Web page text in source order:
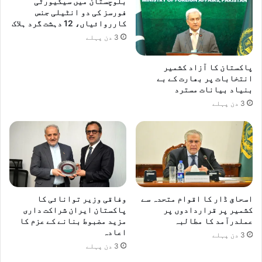
پاکستان کا آزاد کشمیر
انتخابات پر بھارت کے بے
بنیاد بیانات مسترد
3 دن پہلے
فورسز کی دو انٹیلی جنس
کارروائیاں، 12 دہشت گرد ہلاک
3 دن پہلے
اسحاق ڈار کا اقوام متحدہ سے
کشمیر پر قراردادوں پر
عملدرآمد کا مطالبہ
3 دن پہلے
وفاقی وزیر توانائی کا
پاکستان ایران شراکت داری
مزید مضبوط بنانے کے عزم کا
اعادہ
3 دن پہلے